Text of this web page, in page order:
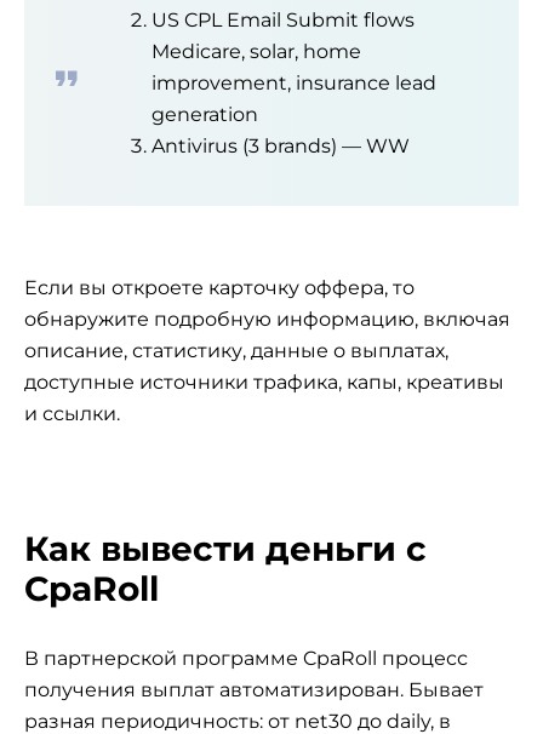
US CPL Email Submit flows
Medicare, solar, home
improvement, insurance lead
generation
Antivirus (3 brands) — WW
Если вы откроете карточку оффера, то
обнаружите подробную информацию, включая
описание, статистику, данные о выплатах,
доступные источники трафика, капы, креативы
и ссылки.
Как вывести деньги с
CpaRoll
В партнерской программе CpaRoll процесс
получения выплат автоматизирован. Бывает
разная периодичность: от net30 до daily, в